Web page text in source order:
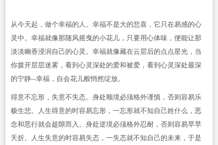
从今天起，做个幸福的人。幸福不是大的悲喜，它只在易感的心
灵中。幸福就像那随风摇曳的小花儿，只要用心体味，便能让那
淡淡幽香浸润自己的心灵。幸福就像藏在云层后的点点星光，当
你拨开层层迷雾，看到心灵深处的爱和被爱，看到心灵深处最深
的宁静--幸福，自会花儿般悄然绽放。
得意不忘形，失意不失态。身处顺境必须格外谨慎，否则容易乐
极生悲。人生得意的时容易忘形，一忘形就不知自己姓什么，恶
念和恶行就会趁隙而入。身处逆境必须格外忍耐，否则容易早早
夭折。人生失意的时容易失态，一失态就不知自己的未来，于是